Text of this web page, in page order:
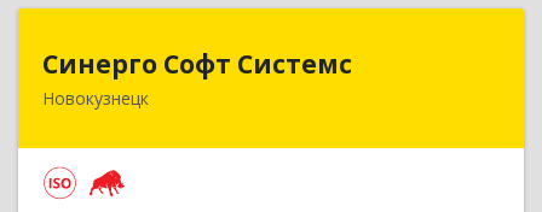
Синерго Софт Системс
Новокузнецк
Синерго Софт Системс
654005, Кемеровская обл, Новокузнецк г,